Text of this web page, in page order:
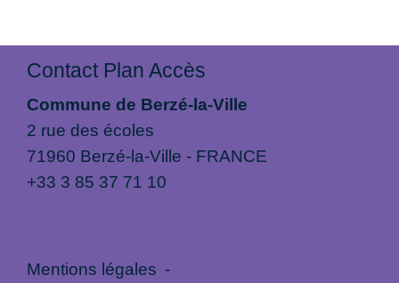
Contact Plan Accès
Commune de Berzé-la-Ville
2 rue des écoles
71960 Berzé-la-Ville - FRANCE
+33 3 85 37 71 10
Mentions légales -